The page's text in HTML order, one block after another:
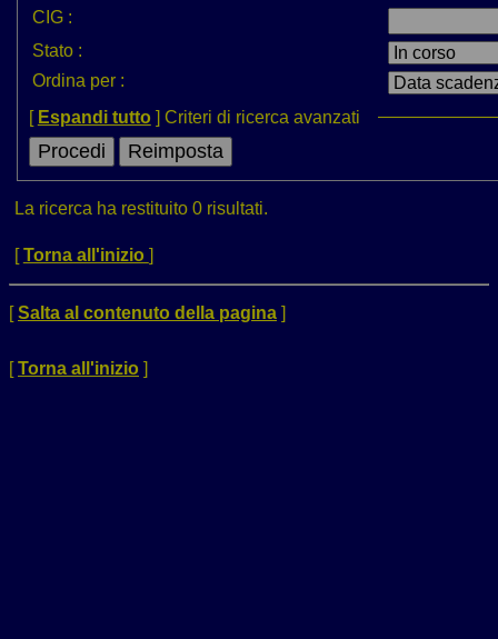
CIG :
Stato :
Ordina per :
[ Espandi tutto ] Criteri di ricerca avanzati
La ricerca ha restituito 0 risultati.
[Torna all'inizio ]
[Salta al contenuto della pagina ]
[Torna all'inizio ]